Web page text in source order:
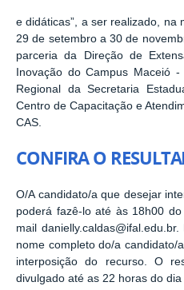
e didáticas”, a ser realizado, na
29 de setembro a 30 de
parceria da Direção de
Inovação do Campus Maceió
Regional da Secretaria
Centro de Capacitação e
CAS.
CONFIRA O
O/A candidato/a que desejar
poderá fazê-lo até às 18h00
mail
nome completo do/a candidato/
interposição do recurso. O
divulgado até as 22 horas do dia